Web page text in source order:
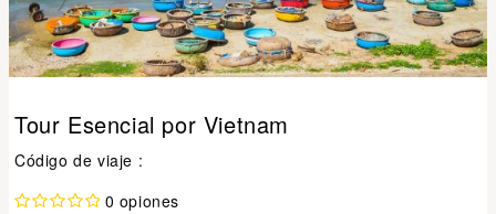
Tour Esencial por Vietnam
Código de viaje :
0 opiones